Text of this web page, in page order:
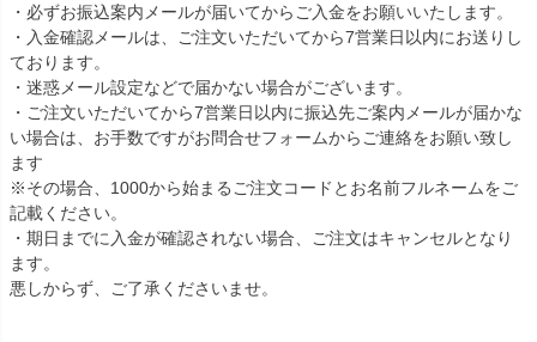
・必ずお振込案内メールが届いてからご入金をお願いいたします。
・入金確認メールは、ご注文いただいてから7営業日以内にお送りし
ております。
・迷惑メール設定などで届かない場合がございます。
・ご注文いただいてから7営業日以内に振込先ご案内メールが届かな
い場合は、お手数ですがお問合せフォームからご連絡をお願い致し
ます
※その場合、1000から始まるご注文コードとお名前フルネームをご
記載ください。
・期日までに入金が確認されない場合、ご注文はキャンセルとなり
ます。
悪しからず、ご了承くださいませ。